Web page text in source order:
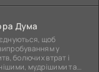
Дума
щоб
у
болючих втрат і
мудрішими та